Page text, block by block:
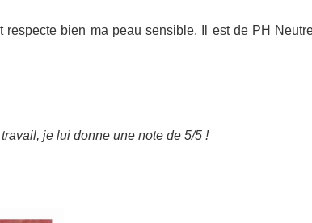
bien ma peau sensible. Il est de PH
je lui donne une note de 5/5 !